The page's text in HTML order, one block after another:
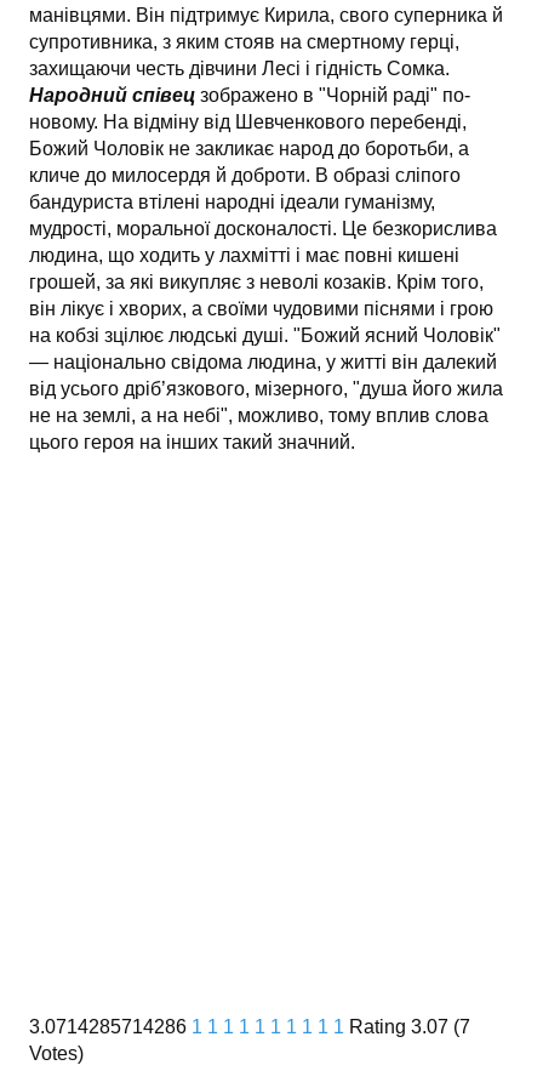
манівцями. Він підтримує Кирила, свого суперника й
супротивника, з яким стояв на смертному герці,
захищаючи честь дівчини Лесі і гідність Сомка.
Народний співец зображено в "Чорній раді" по-
новому. На відміну від Шевченкового перебенді,
Божий Чоловік не закликає народ до боротьби, а
кличе до милосердя й доброти. В образі сліпого
бандуриста втілені народні ідеали гуманізму,
мудрості, моральної досконалості. Це безкорислива
людина, що ходить у лахмітті і має повні кишені
грошей, за які викупляє з неволі козаків. Крім того,
він лікує і хворих, а своїми чудовими піснями і грою
на кобзі зцілює людські душі. "Божий ясний Чоловік"
— національно свідома людина, у житті він далекий
від усього дріб’язкового, мізерного, "душа його жила
не на землі, а на небі", можливо, тому вплив слова
цього героя на інших такий значний.
3.0714285714286 1 1 1 1 1 1 1 1 1 1 Rating 3.07 (7
Votes)